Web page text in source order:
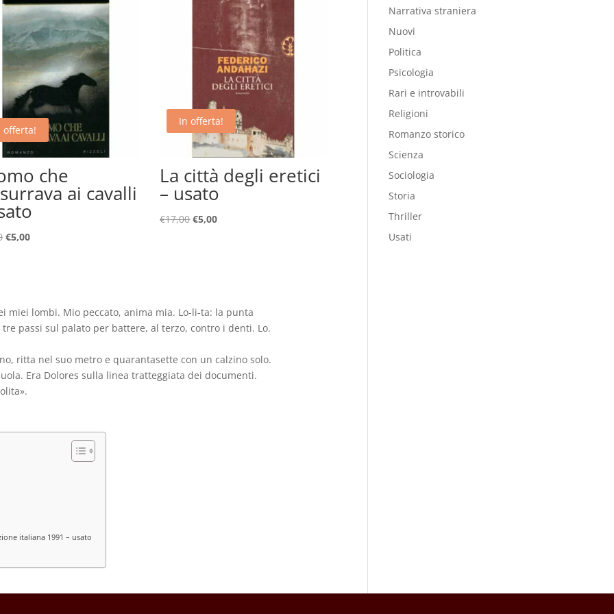
offerta!
che
ai cavalli
Il
€5,00Il
In offerta!
La città degli eretici
– usato
€17,00Il
€5,00Il
miei lombi. Mio peccato, anima mia. Lo-li-ta: la punta
passi sul palato per battere, al terzo, contro i denti. Lo.
ritta nel suo metro e quarantasette con un calzino solo.
Era Dolores sulla linea tratteggiata dei documenti.
italiana 1991 – usato
Narrativa straniera
Nuovi
Politica
Psicologia
Rari e introvabili
Religioni
Romanzo storico
Scienza
Sociologia
Storia
Thriller
Usati